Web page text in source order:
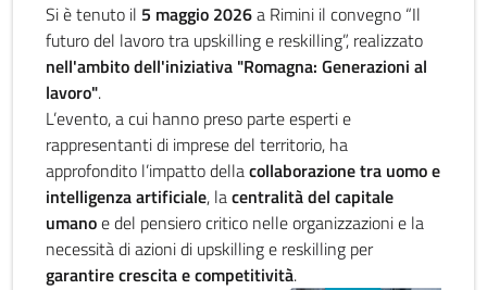
Si è tenuto il 5 maggio 2026a Rimini il convegno “Il
futuro del lavoro tra upskilling e reskilling”, realizzato
nell'ambito dell'iniziativa "Romagna: Generazioni al
lavoro".
L’evento, a cui hanno preso parte esperti e
rappresentanti di imprese del territorio, ha
approfondito l’impatto dellacollaborazione tra uomo e
intelligenza artificiale, lacentralità del capitale
umanoe del pensiero critico nelle organizzazioni e la
necessità di azioni di upskilling e reskilling per
garantire crescita e competitività.